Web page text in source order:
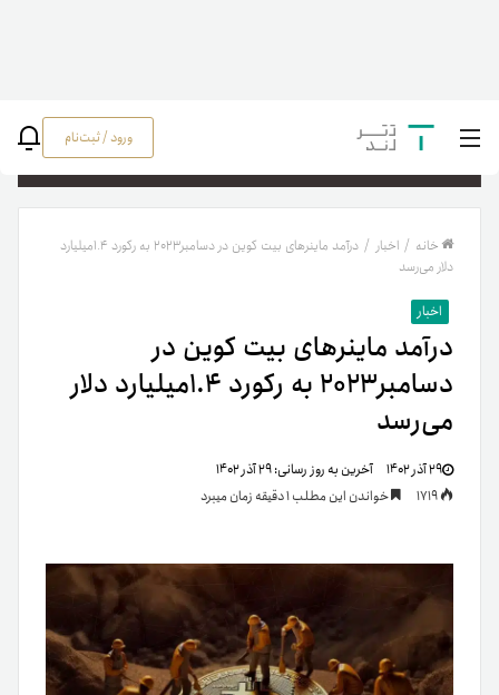
ورود / ثبت‌نام
خانه / اخبار /
درآمد ماینرهای بیت کوین در دسامبر۲۰۲۳ به رکورد ۱.۴میلیارد
دلار می‌رسد
اخبار
درآمد ماینرهای بیت کوین در
دسامبر۲۰۲۳ به رکورد ۱.۴میلیارد دلار
می‌رسد
۲۹ آذر ۱۴۰۲ آخرین به روز رسانی:۲۹ آذر ۱۴۰۲
خواندن این مطلب 1 دقیقه زمان میبرد